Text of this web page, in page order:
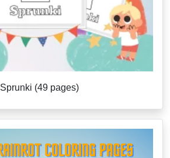
Sprunki (49 pages)